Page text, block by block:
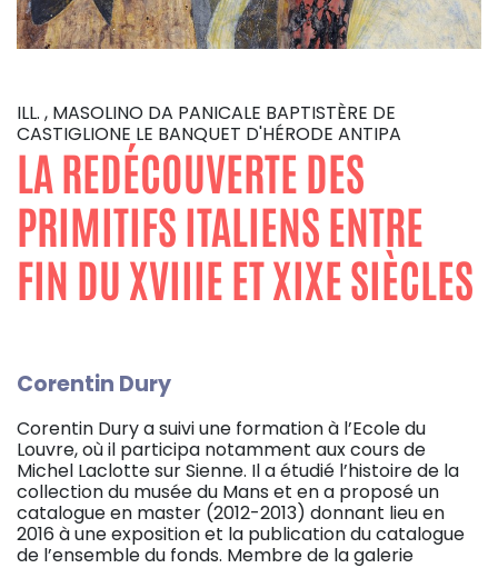
ILL. , MASOLINO DA PANICALE BAPTISTÈRE DE
CASTIGLIONE LE BANQUET D'HÉRODE ANTIPA
LA REDÉCOUVERTE DES
PRIMITIFS ITALIENS ENTRE
FIN DU XVIIIE ET XIXE SIÈCLES
Corentin Dury
Corentin Dury a suivi une formation à l’Ecole du
Louvre, où il participa notamment aux cours de
Michel Laclotte sur Sienne. Il a étudié l’histoire de la
collection du musée du Mans et en a proposé un
catalogue en master (2012-2013) donnant lieu en
2016 à une exposition et la publication du catalogue
de l’ensemble du fonds. Membre de la galerie